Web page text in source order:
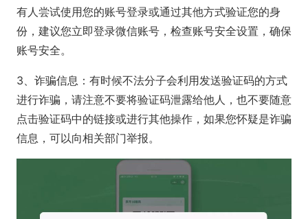
有人尝试使用您的账号登录或通过其他方式验证您的身
份，建议您立即登录微信账号，检查账号安全设置，确保
账号安全。
3、诈骗信息：有时候不法分子会利用发送验证码的方式
进行诈骗，请注意不要将验证码泄露给他人，也不要随意
点击验证码中的链接或进行其他操作，如果您怀疑是诈骗
信息，可以向相关部门举报。